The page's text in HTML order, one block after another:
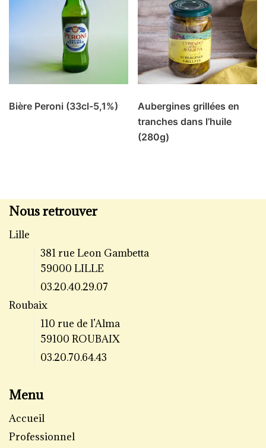
Bière Peroni (33cl-5,1%)
Aubergines grillées en
tranches dans l’huile
(280g)
Nous retrouver
Lille
381 rue Leon Gambetta
59000 LILLE
03.20.40.29.07
Roubaix
110 rue de l’Alma
59100 ROUBAIX
03.20.70.64.43
Menu
Accueil
Professionnel